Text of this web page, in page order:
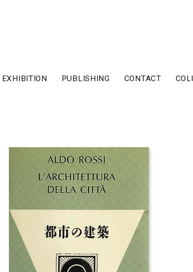
EXHIBITION PUBLISHING CONTACT